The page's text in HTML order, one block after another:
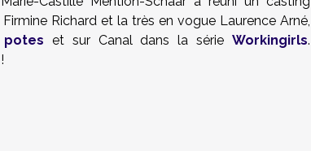
Richard et la très en vogue Laurence Arné,
et sur Canal dans la sérieWorkingirls.
!